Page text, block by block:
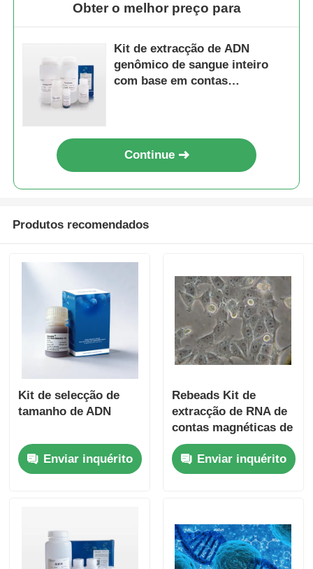
Obter o melhor preço para
Kit de extracção de ADN
genômico de sangue inteiro
com base em contas
Continue
Produtos recomendados
Kit de selecção de
tamanho de ADN
Enviar inquérito
Rebeads Kit de
extracção de RNA de
contas magnéticas de
sangue
Enviar inquérito